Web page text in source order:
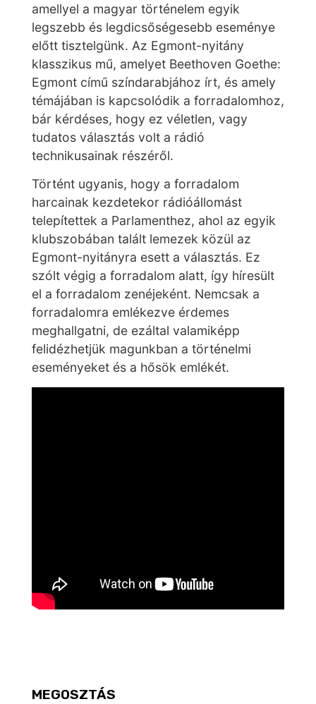
amellyel a magyar történelem egyik
legszebb és legdicsőségesebb eseménye
előtt tisztelgünk. Az Egmont-nyitány
klasszikus mű, amelyet Beethoven Goethe:
Egmont című színdarabjához írt, és amely
témájában is kapcsolódik a forradalomhoz,
bár kérdéses, hogy ez véletlen, vagy
tudatos választás volt a rádió
technikusainak részéről.
Történt ugyanis, hogy a forradalom
harcainak kezdetekor rádióállomást
telepítettek a Parlamenthez, ahol az egyik
klubszobában talált lemezek közül az
Egmont-nyitányra esett a választás. Ez
szólt végig a forradalom alatt, így híresült
el a forradalom zenéjeként. Nemcsak a
forradalomra emlékezve érdemes
meghallgatni, de ezáltal valamiképp
felidézhetjük magunkban a történelmi
eseményeket és a hősök emlékét.
MEGOSZTÁS